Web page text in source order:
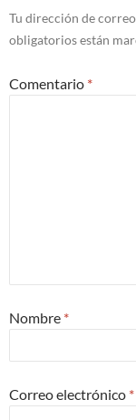
Tu dirección de
obligatorios están
Comentario *
Nombre *
Correo electrónico *